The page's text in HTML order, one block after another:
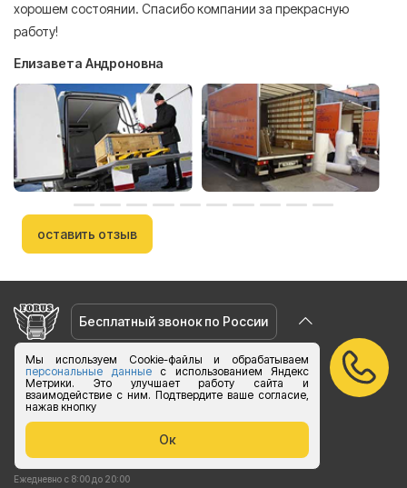
Мы используем Cookie-файлы и обрабатываем
персональные данныес использованием Яндекс
Метрики. Это улучшает работу сайта и
взаимодействие с ним. Подтвердите ваше согласие,
нажав кнопку
Ок
хорошем состоянии. Спасибо компании за прекрасную
работу!
Елизавета Андроновна
оставить отзыв
Бесплатный звонок по России
vk.com/foruslogistics
Присоединяйтесь
zakaz@foruslogistics.ru
Пишите по всем вопросаи
8 800 250 20 07
Ежедневно с 8:00 до 20:00